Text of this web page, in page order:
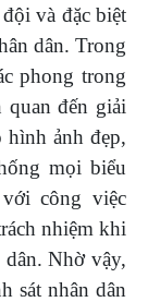
và đặc biệt
dân. Trong
phong trong
đến giải
ảnh đẹp,
mọi biểu
công việc
nhiệm khi
Nhờ vậy,
sát nhân dân